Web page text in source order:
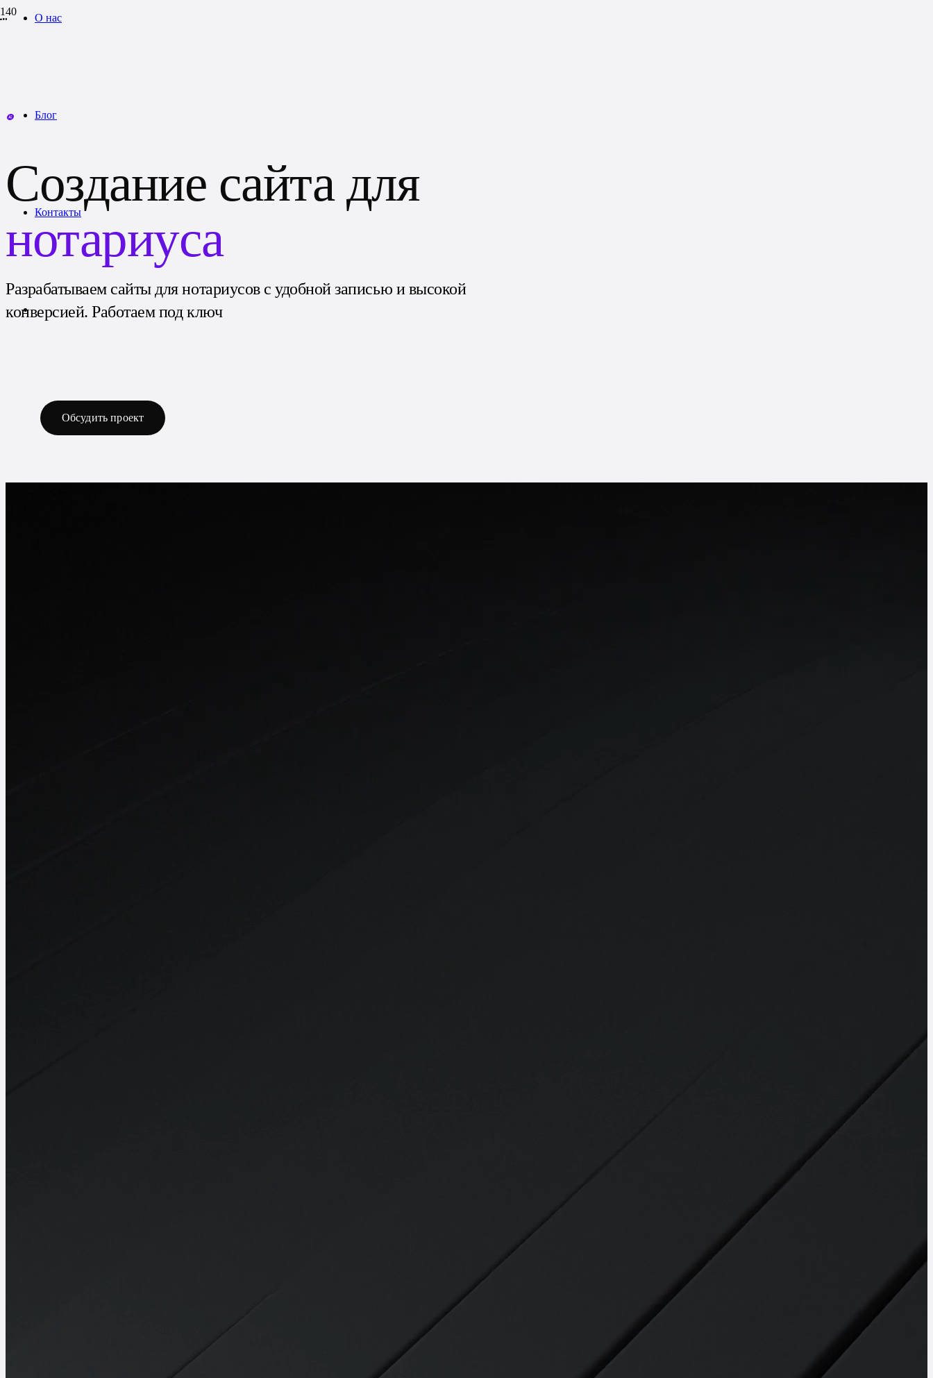
О нас
Блог
Контакты
Обсудить проект
Создание сайта для
нотариуса
Разрабатываем сайты для нотариусов с удобной записью и высокой
конверсией. Работаем под ключ